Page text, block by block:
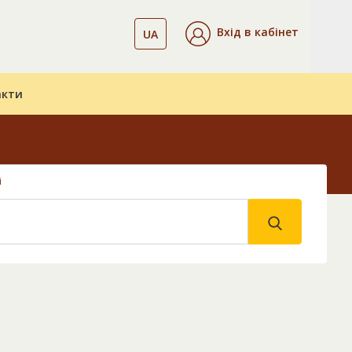
UA Вхід в кабінет